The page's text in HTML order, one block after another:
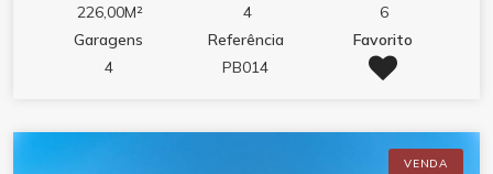
226,00M²
4
6
Garagens
4
Referência
PB014
Favorito
VENDA